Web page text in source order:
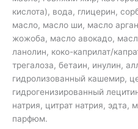
кислота), вода, глицерин,
масло, масло ши, масло
жожоба, масло авокадо,
ланолин, коко-каприлат/
трегалоза, бетаин, инулин,
гидролизованный кашемир,
гидрогенизированный
натрия, цитрат натрия, эдта,
парфюм.